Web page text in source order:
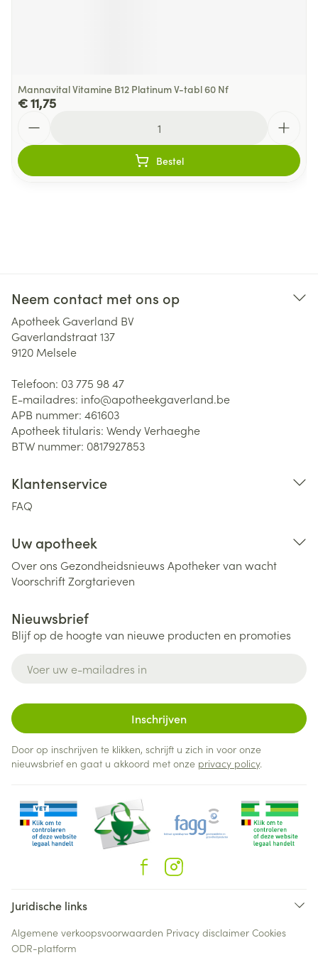
Mannavital Vitamine B12 Platinum V-tabl 60 Nf
€ 11,75
Bestel
Neem contact met ons op
Apotheek Gaverland BV
Gaverlandstraat 137
9120 Melsele
Telefoon: 03 775 98 47
E-mailadres: info@apotheekgaverland.be
APB nummer: 461603
Apotheek titularis: Wendy Verhaeghe
BTW nummer: 0817927853
Klantenservice
FAQ
Uw apotheek
Over ons Gezondheidsnieuws Apotheker van wacht
VoorschriftZorgtarieven
Nieuwsbrief
Blijf op de hoogte van nieuwe producten en promoties
Inschrijven
Door op inschrijven te klikken, schrijft u zich in voor onze
nieuwsbrief en gaat u akkoord met onze privacy policy.
Juridische links
Algemene verkoopsvoorwaarden Privacy disclaimer Cookies
ODR-platform